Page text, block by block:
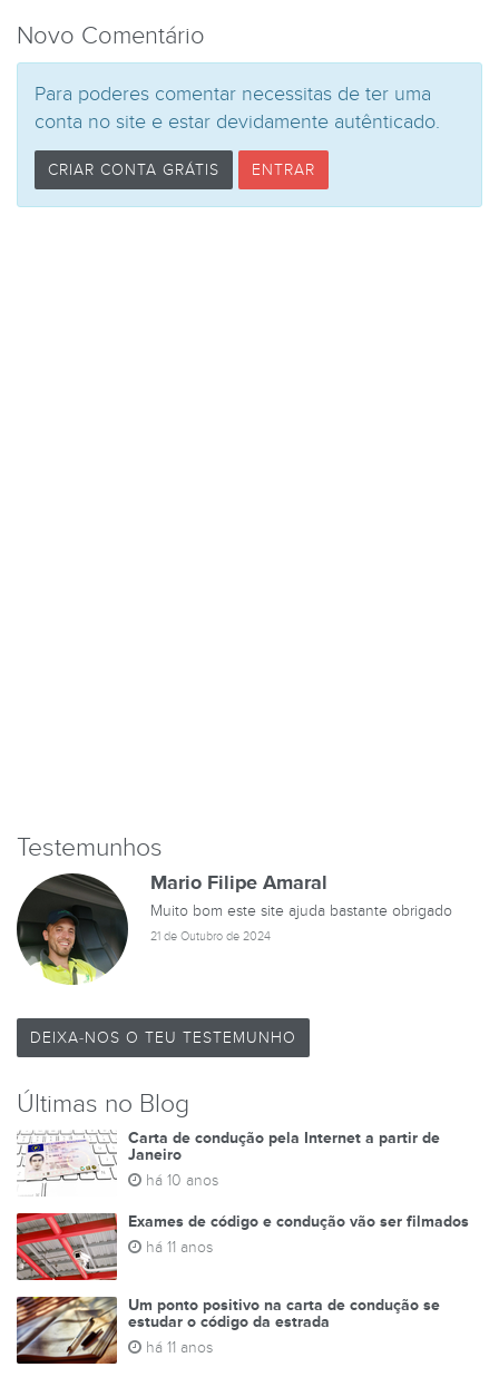
Novo Comentário
Para poderes comentar necessitas de ter uma
conta no site e estar devidamente autênticado.
CRIAR CONTA GRÁTIS ENTRAR
Testemunhos
Mario Filipe Amaral
Muito bom este site ajuda bastante obrigado
21 de Outubro de 2024
DEIXA-NOS O TEU TESTEMUNHO
Últimas no Blog
Carta de condução pela Internet a partir de
Janeiro
há 10 anos
Exames de código e condução vão ser filmados
há 11 anos
Um ponto positivo na carta de condução se
estudar o código da estrada
há 11 anos